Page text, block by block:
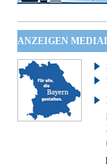
ANZEIGEN